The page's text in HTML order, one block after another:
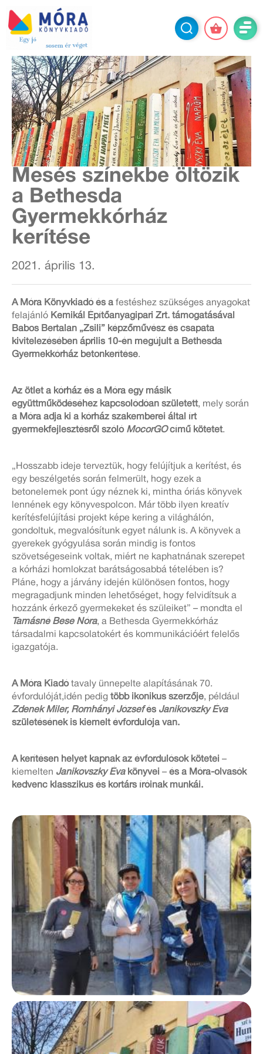
Mesés színekbe öltözik
a Bethesda
Gyermekkórház
kerítése
2021. április 13.
A Móra Könyvkiadó és a festéshez szükséges anyagokat
felajánló Kemikál Építőanyagipari Zrt. támogatásával
Babos Bertalan „Zsili” képzőművész és csapata
kivitelezésében április 10-én megújult a Bethesda
Gyermekkórház betonkerítése.
Az ötlet a kórház és a Móra egy másik
együttműködéséhez kapcsolódóan született, mely során
a Móra adja ki a kórház szakemberei által írt
gyermekfejlesztésről szóló MocorGOcímű kötetet.
„Hosszabb ideje terveztük, hogy felújítjuk a kerítést, és
egy beszélgetés során felmerült, hogy ezek a
betonelemek pont úgy néznek ki, mintha óriás könyvek
lennének egy könyvespolcon. Már több ilyen kreatív
kerítésfelújítási projekt képe kering a világhálón,
gondoltuk, megvalósítunk egyet nálunk is. A könyvek a
gyerekek gyógyulása során mindig is fontos
szövetségeseink voltak, miért ne kaphatnának szerepet
a kórházi homlokzat barátságosabbá tételében is?
Pláne, hogy a járvány idején különösen fontos, hogy
megragadjunk minden lehetőséget, hogy felvidítsuk a
hozzánk érkező gyermekeket és szüleiket” – mondta el
Tamásné Bese Nóra, a Bethesda Gyermekkórház
társadalmi kapcsolatokért és kommunikációért felelős
igazgatója.
A Móra Kiadótavaly ünnepelte alapításának 70.
évfordulóját,idén pedig több ikonikus szerzője, például
Zdenek Miler, Romhányi Józsefés Janikovszky Éva
születésének is kiemelt évfordulója van.
A kerítésen helyet kapnak az évfordulósok kötetei –
kiemelten Janikovszky Évakönyvei – és a Móra-olvasók
kedvenc klasszikus és kortárs íróinak munkái.